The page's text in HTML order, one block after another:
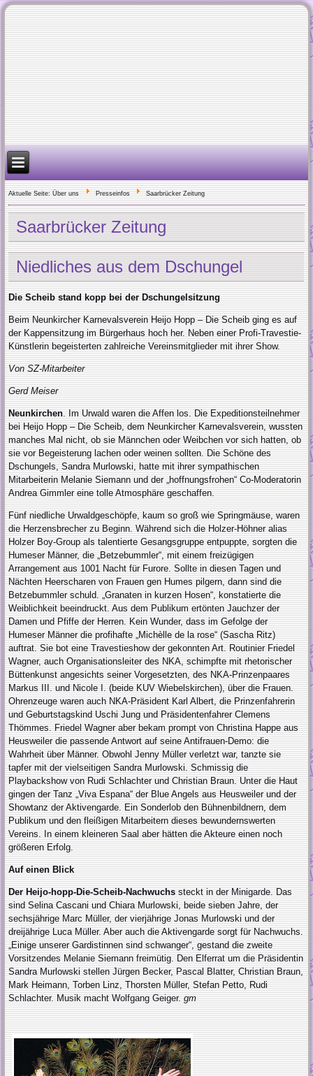
Aktuelle Seite:Über uns Presseinfos Saarbrücker Zeitung
Saarbrücker Zeitung
Niedliches aus dem Dschungel
Die Scheib stand kopp bei der Dschungelsitzung
Beim Neunkircher Karnevalsverein Heijo Hopp – Die Scheib ging es auf
der Kappensitzung im Bürgerhaus hoch her. Neben einer Profi-Travestie-
Künstlerin begeisterten zahlreiche Vereinsmitglieder mit ihrer Show.
Von SZ-Mitarbeiter
Gerd Meiser
Neunkirchen . Im Urwald waren die Affen los. Die Expeditionsteilnehmer
bei Heijo Hopp – Die Scheib, dem Neunkircher Karnevalsverein, wussten
manches Mal nicht, ob sie Männchen oder Weibchen vor sich hatten, ob
sie vor Begeisterung lachen oder weinen sollten. Die Schöne des
Dschungels, Sandra Murlowski, hatte mit ihrer sympathischen
Mitarbeiterin Melanie Siemann und der „hoffnungsfrohen“ Co-Moderatorin
Andrea Gimmler eine tolle Atmosphäre geschaffen.
Fünf niedliche Urwaldgeschöpfe, kaum so groß wie Springmäuse, waren
die Herzensbrecher zu Beginn. Während sich die Holzer-Höhner alias
Holzer Boy-Group als talentierte Gesangsgruppe entpuppte, sorgten die
Humeser Männer, die „Betzebummler“, mit einem freizügigen
Arrangement aus 1001 Nacht für Furore. Sollte in diesen Tagen und
Nächten Heerscharen von Frauen gen Humes pilgern, dann sind die
Betzebummler schuld. „Granaten in kurzen Hosen“, konstatierte die
Weiblichkeit beeindruckt. Aus dem Publikum ertönten Jauchzer der
Damen und Pfiffe der Herren. Kein Wunder, dass im Gefolge der
Humeser Männer die profihafte „Michèlle de la rose“ (Sascha Ritz)
auftrat. Sie bot eine Travestieshow der gekonnten Art. Routinier Friedel
Wagner, auch Organisationsleiter des NKA, schimpfte mit rhetorischer
Büttenkunst angesichts seiner Vorgesetzten, des NKA-Prinzenpaares
Markus III. und Nicole I. (beide KUV Wiebelskirchen), über die Frauen.
Ohrenzeuge waren auch NKA-Präsident Karl Albert, die Prinzenfahrerin
und Geburtstagskind Uschi Jung und Präsidentenfahrer Clemens
Thömmes. Friedel Wagner aber bekam prompt von Christina Happe aus
Heusweiler die passende Antwort auf seine Antifrauen-Demo: die
Wahrheit über Männer. Obwohl Jenny Müller verletzt war, tanzte sie
tapfer mit der vielseitigen Sandra Murlowski. Schmissig die
Playbackshow von Rudi Schlachter und Christian Braun. Unter die Haut
gingen der Tanz „Viva Espana“ der Blue Angels aus Heusweiler und der
Showtanz der Aktivengarde. Ein Sonderlob den Bühnenbildnern, dem
Publikum und den fleißigen Mitarbeitern dieses bewundernswerten
Vereins. In einem kleineren Saal aber hätten die Akteure einen noch
größeren Erfolg.
Auf einen Blick
Der Heijo-hopp-Die-Scheib-Nachwuchssteckt in der Minigarde. Das
sind Selina Cascani und Chiara Murlowski, beide sieben Jahre, der
sechsjährige Marc Müller, der vierjährige Jonas Murlowski und der
dreijährige Luca Müller. Aber auch die Aktivengarde sorgt für Nachwuchs.
„Einige unserer Gardistinnen sind schwanger“, gestand die zweite
Vorsitzendes Melanie Siemann freimütig. Den Elferrat um die Präsidentin
Sandra Murlowski stellen Jürgen Becker, Pascal Blatter, Christian Braun,
Mark Heimann, Torben Linz, Thorsten Müller, Stefan Petto, Rudi
Schlachter. Musik macht Wolfgang Geiger.gm